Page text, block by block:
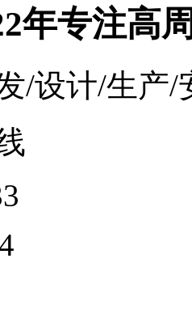
年专注高
/设计/生产/